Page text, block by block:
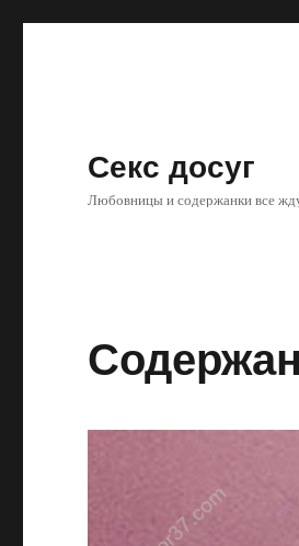
Секс досуг
Любовницы и содержанки все